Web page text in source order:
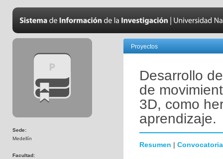
Sede:
Medellín
Facultad:
Proyectos
Desarrollo
de
3D, como
aprendizaje.
Resumen | Convocatoria